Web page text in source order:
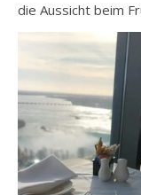
die Aussicht beim